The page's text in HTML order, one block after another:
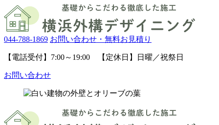
044-788-1869 お問い合わせ・無料お見積り
【電話受付】7:00～19:00 【定休日】日曜／祝祭日
お問い合わせ